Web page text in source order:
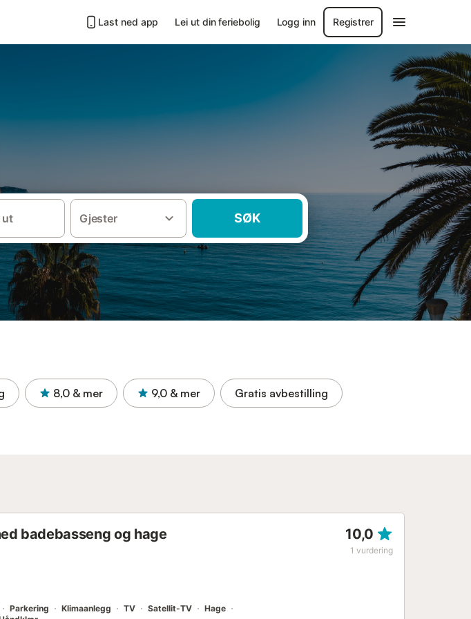
Last ned app Lei ut din feriebolig Logg inn Registrer
ut Gjester SØK
8,0 & mer 9,0 & mer Gratis avbestilling
badebasseng og hage 10,0
1 vurdering
Parkering Klimaanlegg TV Satellit-TV
Hage